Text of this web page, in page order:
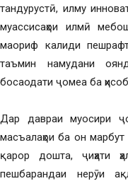
тандурустӣ, илму
муассисаҳои илмӣ
маориф калиди
таъмин намудани
босаодати ҷомеа ба
Дар давраи муосири
масъалаҳои ба он
қарор дошта, ҷиҳати
пешбарандаи нерӯи